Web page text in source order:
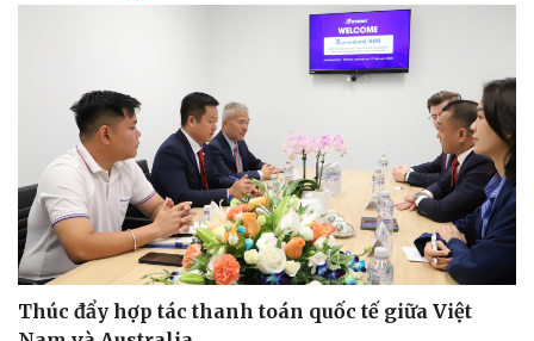
Thúc đẩy hợp tác thanh toán quốc tế giữa Việt